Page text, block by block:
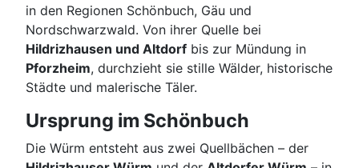
in den Regionen Schönbuch, Gäu und
Nordschwarzwald. Von ihrer Quelle bei
Hildrizhausen und Altdorf bis zur Mündung in
Pforzheim, durchzieht sie stille Wälder, historische
Städte und malerische Täler.
Ursprung im Schönbuch
Die Würm entsteht aus zwei Quellbächen – der